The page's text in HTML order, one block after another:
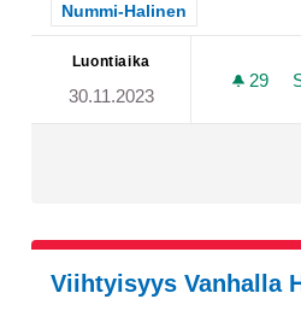
Rajaa tulokset teeman
Nummi-Halinen
Luontiaika
30.11.2023
29
Viihtyisyys Vanhalla